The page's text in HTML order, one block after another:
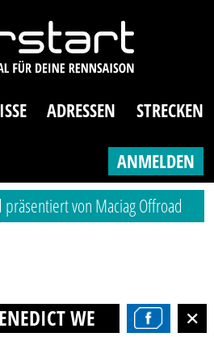
ADRESSEN STRECKEN
ANMELDEN
von Maciag Offroad
WEISS